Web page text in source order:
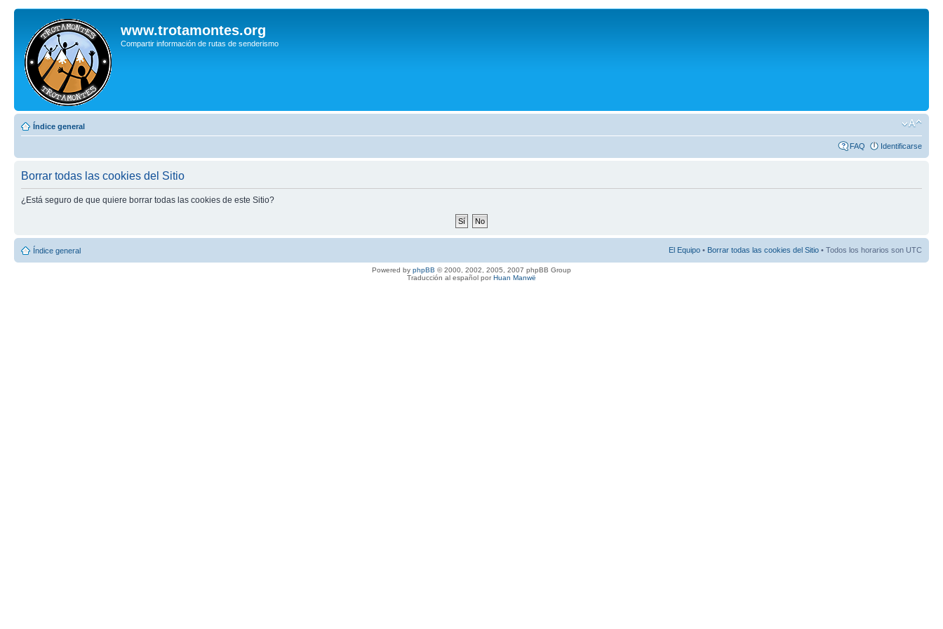
www.trotamontes.org
Compartir información de rutas de senderismo
Índice general
FAQ Identificarse
Borrar todas las cookies del Sitio
¿Está seguro de que quiere borrar todas las cookies de este Sitio?
Índice general El Equipo • Borrar todas las cookies del Sitio • Todos los horarios son UTC
Powered by phpBB © 2000, 2002, 2005, 2007 phpBB Group
Traducción al español porHuan Manwë